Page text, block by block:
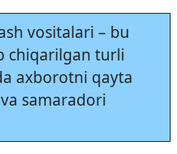
vositalari – bu
chiqarilgan turli
axborotni qayta
samaradori